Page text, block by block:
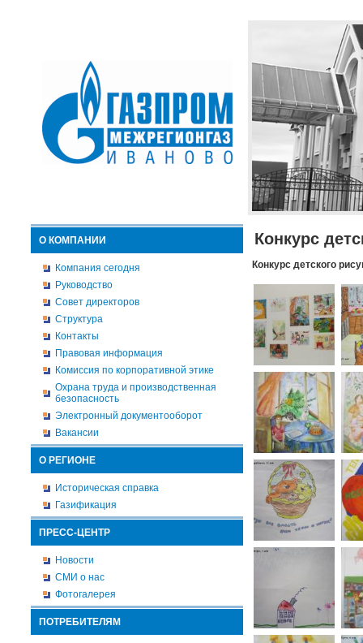
О КОМПАНИИ
Компания сегодня
Руководство
Совет директоров
Структура
Контакты
Правовая информация
Комиссия по корпоративной этике
Охрана труда и производственная
безопасность
Электронный документооборот
Вакансии
О РЕГИОНЕ
Историческая справка
Газификация
ПРЕСС-ЦЕНТР
Новости
СМИ о нас
Фотогалерея
ПОТРЕБИТЕЛЯМ
Конкурс
Конкурс детского